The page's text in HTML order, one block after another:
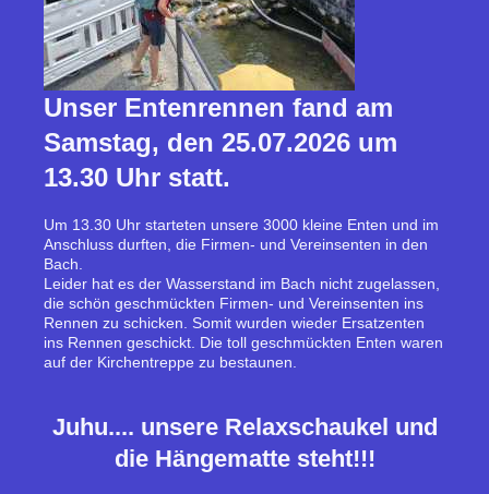
Unser Entenrennen fand am
Samstag, den 25.07.2026 um
13.30 Uhr statt.
Um 13.30 Uhr starteten unsere 3000 kleine Enten und im
Anschluss durften, die Firmen- und Vereinsenten in den
Bach.
Leider hat es der Wasserstand im Bach nicht zugelassen,
die schön geschmückten Firmen- und Vereinsenten ins
Rennen zu schicken. Somit wurden wieder Ersatzenten
ins Rennen geschickt. Die toll geschmückten Enten waren
auf der Kirchentreppe zu bestaunen.
Juhu.... unsere Relaxschaukel und
die Hängematte steht!!!